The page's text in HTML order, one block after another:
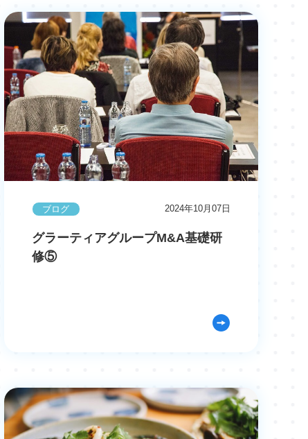
ブログ 2024年10月07日
グラーティアグループM&A基礎研
修⑤